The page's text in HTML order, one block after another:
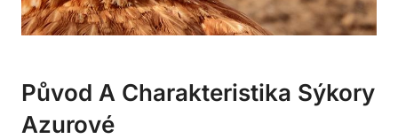
Původ A Charakteristika Sýkory
Azurové